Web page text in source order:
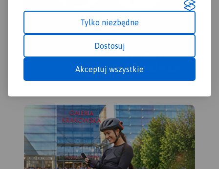
Tylko niezbędne
Dostosuj
Akceptuj wszystkie